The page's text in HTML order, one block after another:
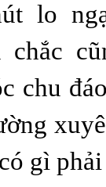
lo
chu
gì